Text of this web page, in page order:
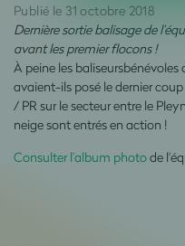
Publié le 31 octobre 2018
Dernière sortie balisage de
avant les premier flocons !
À peine les
avaient-ils posé le dernier
/ PR sur le secteur entre le
neige sont entrés en action !
Consulter l’album photode